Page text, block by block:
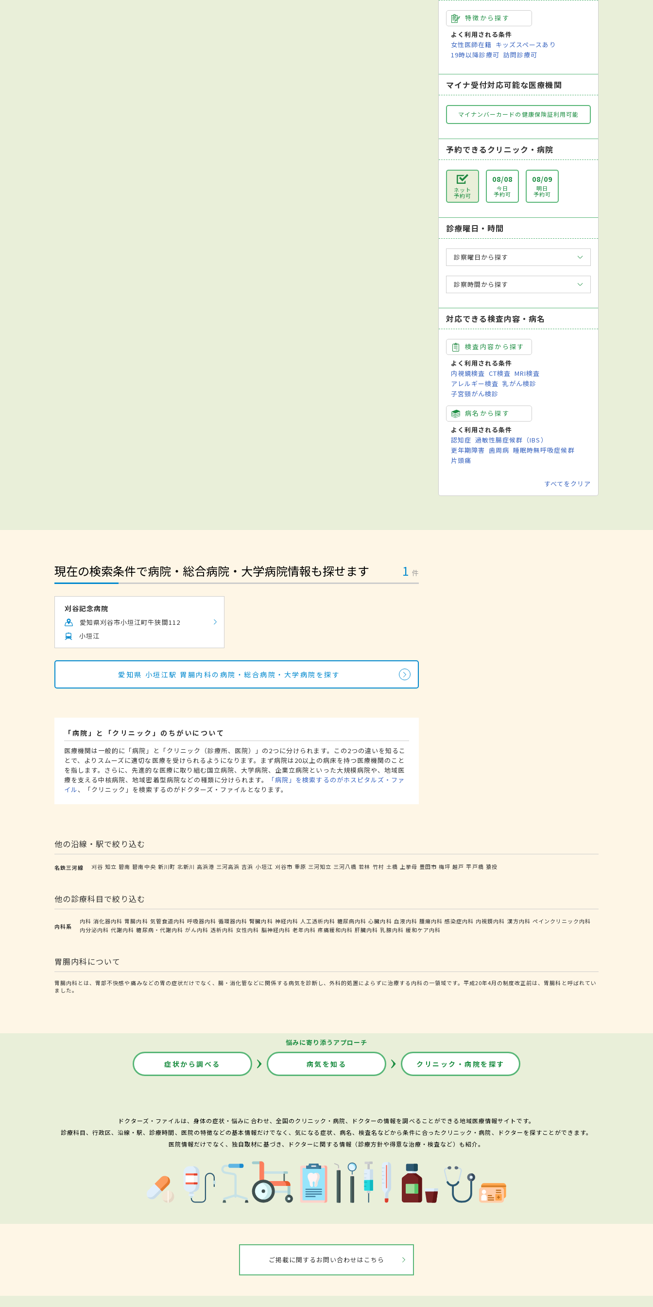
特徴から探す
よく利用される条件
女性医師在籍 キッズスペースあり
19時以降診療可 訪問診療可
マイナ受付対応可能な医療機関
マイナンバーカードの健康保険証利用可能
予約できるクリニック・病院
ネット
予約可
08/08
今日
予約可
08/09
明日
予約可
診療曜日・時間
診察曜日から探す
診察時間から探す
対応できる検査内容・病名
検査内容から探す
よく利用される条件
内視鏡検査 CT検査 MRI検査
アレルギー検査 乳がん検診
子宮頸がん検診
病名から探す
よく利用される条件
認知症 過敏性腸症候群（IBS）
更年期障害 歯周病 睡眠時無呼吸症候群
片頭痛
すべてをクリア
現在の検索条件で病院・総合病院・大学病院情報も探せます 1 件
刈谷記念病院
愛知県刈谷市小垣江町牛狭間112
小垣江
愛知県 小垣江駅 胃腸内科の病院・総合病院・大学病院を探す
「病院」と「クリニック」のちがいについて
医療機関は一般的に「病院」と「クリニック（診療所、医院）」の2つに分けられます。この2つの違いを知るこ
とで、よりスムーズに適切な医療を受けられるようになります。まず病院は20以上の病床を持つ医療機関のこと
を指します。さらに、先進的な医療に取り組む国立病院、大学病院、企業立病院といった大規模病院や、地域医
療を支える中核病院、地域密着型病院などの種類に分けられます。
「病院」を検索するのがホスピタルズ・ファ
イル、「クリニック」を検索するのがドクターズ・ファイルとなります。
他の沿線・駅で絞り込む
名鉄三河線 刈谷 知立 碧南 碧南中央 新川町 北新川 高浜港 三河高浜 吉浜 小垣江 刈谷市 重原 三河知立 三河八橋 若林 竹村 土橋 上挙母 豊田市 梅坪 越戸 平戸橋 猿投
他の診療科目で絞り込む
内科系
内科 消化器内科 胃腸内科 気管食道内科 呼吸器内科 循環器内科 腎臓内科 神経内科 人工透析内科 糖尿病内科 心臓内科 血液内科 腫瘍内科 感染症内科 内視鏡内科 漢方内科 ペインクリニック内科
内分泌内科 代謝内科 糖尿病・代謝内科 がん内科 透析内科 女性内科 脳神経内科 老年内科 疼痛緩和内科 肝臓内科 乳腺内科 緩和ケア内科
胃腸内科について
胃腸内科とは、胃部不快感や痛みなどの胃の症状だけでなく、腸・消化管などに関係する病気を診断し、外科的処置によらずに治療する内科の一領域です。平成20年4月の制度改正前は、胃腸科と呼ばれてい
ました。
悩みに寄り添うアプローチ
症状から調べる 病気を知る クリニック・病院を探す
ドクターズ・ファイルは、身体の症状・悩みに合わせ、全国のクリニック・病院、ドクターの情報を調べることができる地域医療情報サイトです。
診療科目、行政区、沿線・駅、診療時間、医院の特徴などの基本情報だけでなく、気になる症状、病名、検査名などから条件に合ったクリニック・病院、ドクターを探すことができます。
医院情報だけでなく、独自取材に基づき、ドクターに関する情報（診療方針や得意な治療・検査など）も紹介。
ご掲載に関するお問い合わせはこちら